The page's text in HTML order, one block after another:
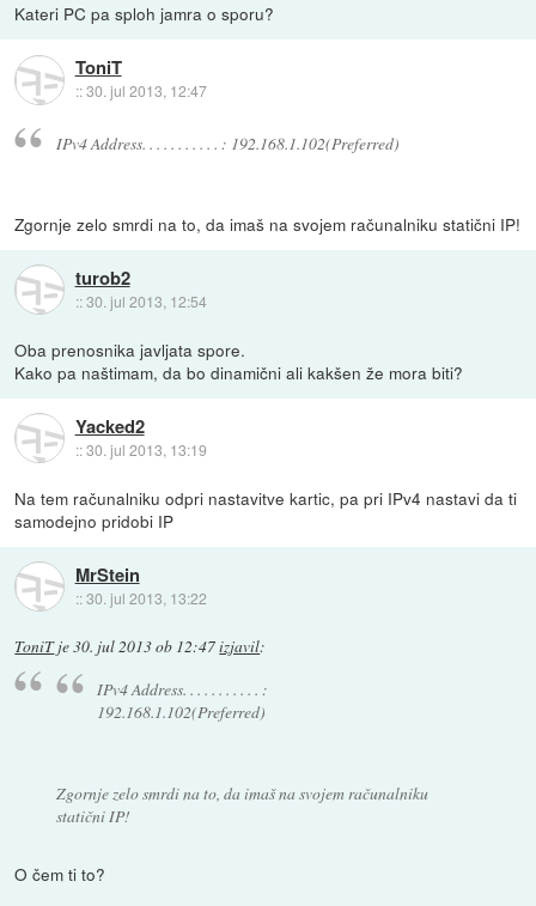
Kateri PC pa sploh jamra o sporu?
ToniT
::30. jul 2013, 12:47
IPv4 Address. . . . . . . . . . . : 192.168.1.102(Preferred)
Zgornje zelo smrdi na to, da imaš na svojem računalniku statični IP!
turob2
::30. jul 2013, 12:54
Oba prenosnika javljata spore.
Kako pa naštimam, da bo dinamični ali kakšen že mora biti?
Yacked2
::30. jul 2013, 13:19
Na tem računalniku odpri nastavitve kartic, pa pri IPv4 nastavi da ti
samodejno pridobi IP
MrStein
::30. jul 2013, 13:22
ToniTje30. jul 2013 ob 12:47izjavil:
IPv4 Address. . . . . . . . . . . :
192.168.1.102(Preferred)
Zgornje zelo smrdi na to, da imaš na svojem računalniku
statični IP!
O čem ti to?